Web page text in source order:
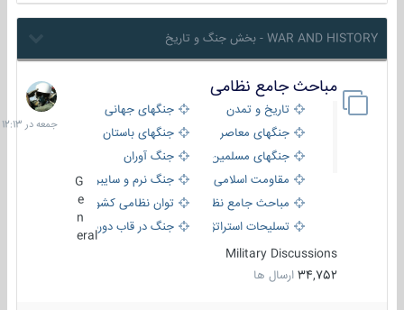
WAR AND HISTORY - بخش جنگ و تاریخ
مباحث جامع نظامی
تاریخ و تمدن
جنگهای جهانی
جنگهای معاصر
جنگهای باستان
جنگهای مسلمین
جنگ آوران
مقاومت اسلامی
جنگ نرم و سایبری
مباحث جامع نظامی
توان نظامی کشورها
تسلیحات استراتژیک
جنگ در قاب دوربین
eral
Military Discussions
34,752 ارسال ها
جمعه
در
12:13